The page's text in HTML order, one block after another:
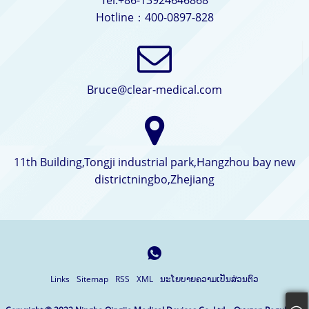
Hotline：400-0897-828
Bruce@clear-medical.com
11th Building,Tongji industrial park,Hangzhou bay new
districtningbo,Zhejiang
Links Sitemap RSS XML ນະໂຍບາຍຄວາມເປັນສ່ວນຕົວ